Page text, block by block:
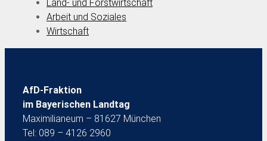
Land- und Forstwirtschaft
Arbeit und Soziales
Wirtschaft
AfD-Fraktion
im Bayerischen Landtag
Maximilianeum – 81627 München
Tel: 089 – 4126 2960